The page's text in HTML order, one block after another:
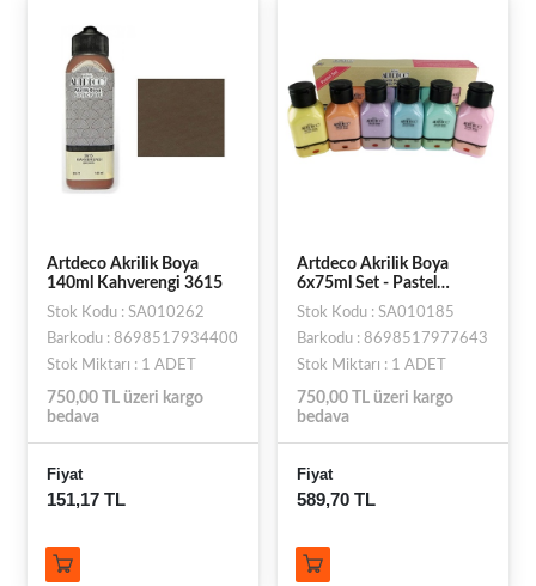
Artdeco Akrilik Boya
140ml Kahverengi 3615
Stok Kodu : SA010262
Barkodu : 8698517934400
Stok Miktarı : 1 ADET
750,00 TL üzeri kargo
bedava
Fiyat
151,17 TL
Artdeco Akrilik Boya
6x75ml Set - Pastel
Renkler
Stok Kodu : SA010185
Barkodu : 8698517977643
Stok Miktarı : 1 ADET
750,00 TL üzeri kargo
bedava
Fiyat
589,70 TL